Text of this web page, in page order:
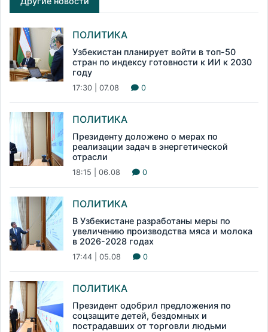
ПОЛИТИКА
Узбекистан планирует войти в топ-50
стран по индексу готовности к ИИ к 2030
году
17:30 | 07.08 0
ПОЛИТИКА
Президенту доложено о мерах по
реализации задач в энергетической
отрасли
18:15 | 06.08 0
ПОЛИТИКА
В Узбекистане разработаны меры по
увеличению производства мяса и молока
в 2026-2028 годах
17:44 | 05.08 0
ПОЛИТИКА
Президент одобрил предложения по
соцзащите детей, бездомных и
пострадавших от торговли людьми